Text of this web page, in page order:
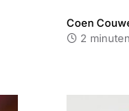
Coen
2